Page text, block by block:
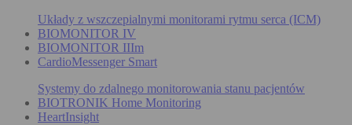
Układy z wszczepialnymi monitorami rytmu serca (ICM)
BIOMONITOR IV
BIOMONITOR IIIm
CardioMessenger Smart
Systemy do zdalnego monitorowania stanu pacjentów
BIOTRONIK Home Monitoring
HeartInsight